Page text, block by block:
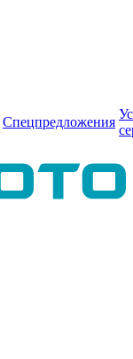
Спецпредложения